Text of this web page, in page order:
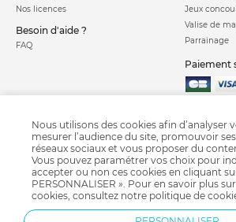
Nos licences
Besoin d'aide ?
FAQ
Jeux
Valise de
Parrainage
Paiement
Nous utilisons des cookies afin d’analyser
mesurer l’audience du site, promouvoir
réseaux sociaux et vous proposer du
Vous pouvez paramétrer vos choix pour
accepter ou non ces cookies en cliquant
PERSONNALISER ». Pour en savoir plus
cookies, consultez notre politique de